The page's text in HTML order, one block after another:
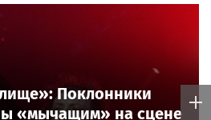
Поклонники
«мычащим» на сцене